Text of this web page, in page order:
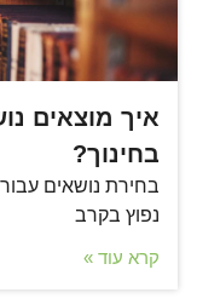
איך מוצאים
בחינוך?
בחירת נושאים עבור
נפוץ בקרב
קרא עוד »